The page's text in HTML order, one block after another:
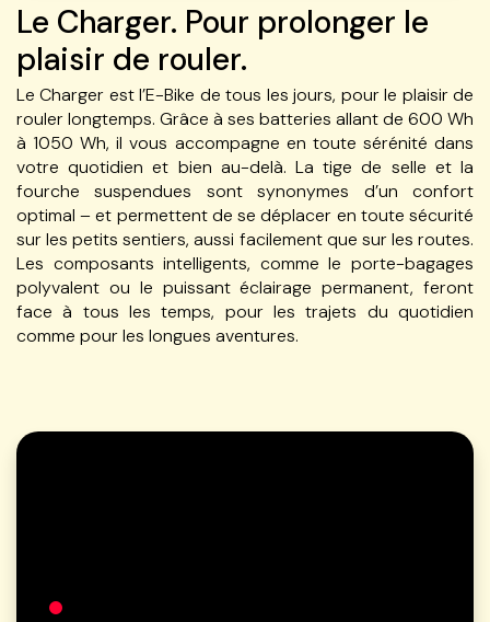
Le Charger. Pour prolonger le
plaisir de rouler.
Le Charger est l’E-Bike de tous les jours, pour le plaisir de
rouler longtemps. Grâce à ses batteries allant de 600 Wh
à 1050 Wh, il vous accompagne en toute sérénité dans
votre quotidien et bien au-delà. La tige de selle et la
fourche suspendues sont synonymes d’un confort
optimal – et permettent de se déplacer en toute sécurité
sur les petits sentiers, aussi facilement que sur les routes.
Les composants intelligents, comme le porte-bagages
polyvalent ou le puissant éclairage permanent, feront
face à tous les temps, pour les trajets du quotidien
comme pour les longues aventures.